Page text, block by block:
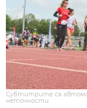
Субтитрите са
неточности.